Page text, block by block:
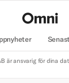
är ansvarig för dina